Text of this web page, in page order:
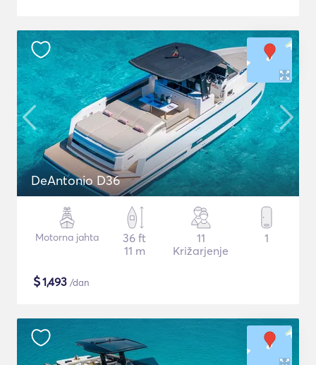
DeAntonio D36
Motorna jahta
36 ft
11 m
11
Križarjenje
1
$1,493 /dan